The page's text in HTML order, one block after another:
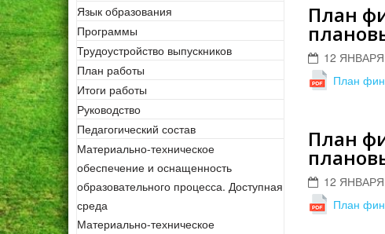
Язык образования
Программы
Трудоустройство выпускников
План работы
Итоги работы
Руководство
Педагогический состав
Материально-техническое
обеспечение и оснащенность
образовательного процесса. Доступная
среда
Материально-техническое
План
12 ЯНВАРЯ
План
План
12 ЯНВАРЯ
План